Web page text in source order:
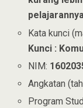
Kata kunci
Kunci :
NIM:
Angkatan
Program